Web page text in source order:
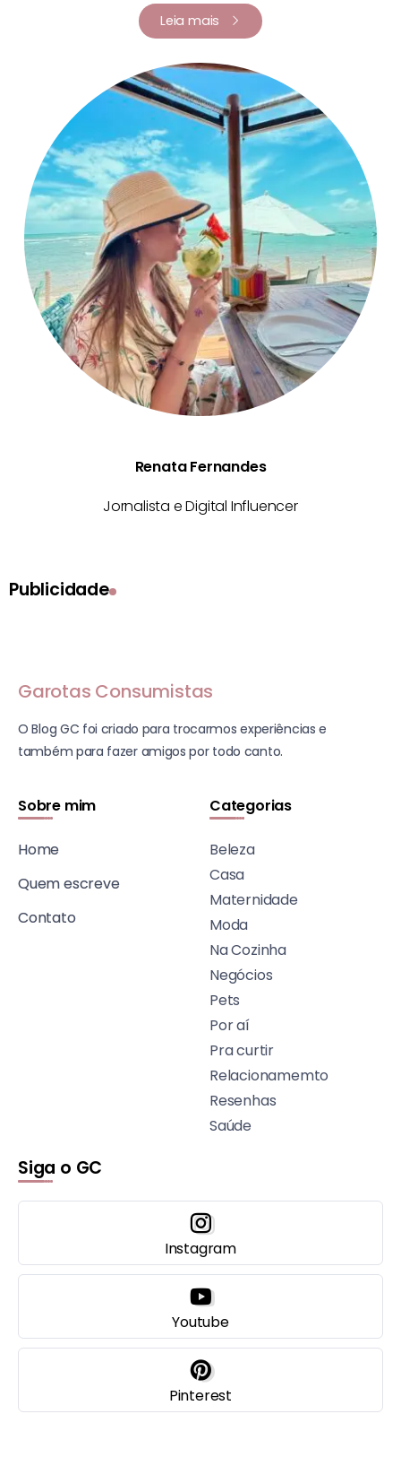
Leia mais
Renata Fernandes
Renata Fernandes
Jornalista e Digital Influencer
Publicidade
Garotas Consumistas
O Blog GC foi criado para trocarmos experiências e
também para fazer amigos por todo canto.
Sobre mim
Home
Quem escreve
Contato
Categorias
Beleza
Casa
Maternidade
Moda
Na Cozinha
Negócios
Pets
Por aí
Pra curtir
Relacionamemto
Resenhas
Saúde
Siga o GC
Instagram
Youtube
Pinterest